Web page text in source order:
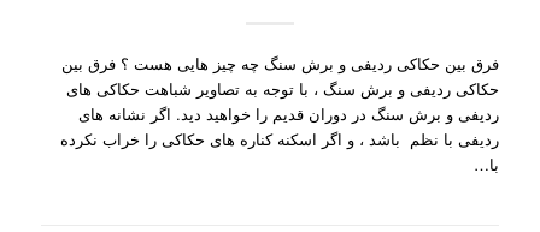
فرق بین حکاکی ردیفی و برش سنگ چه چیز هایی هست ؟ فرق بین
حکاکی ردیفی و برش سنگ ، با توجه به تصاویر شباهت حکاکی های
ردیفی و برش سنگ در دوران قدیم را خواهید دید. اگر نشانه های
ردیفی با نظم باشد ، و اگر اسکنه کناره های حکاکی را خراب نکرده
با…